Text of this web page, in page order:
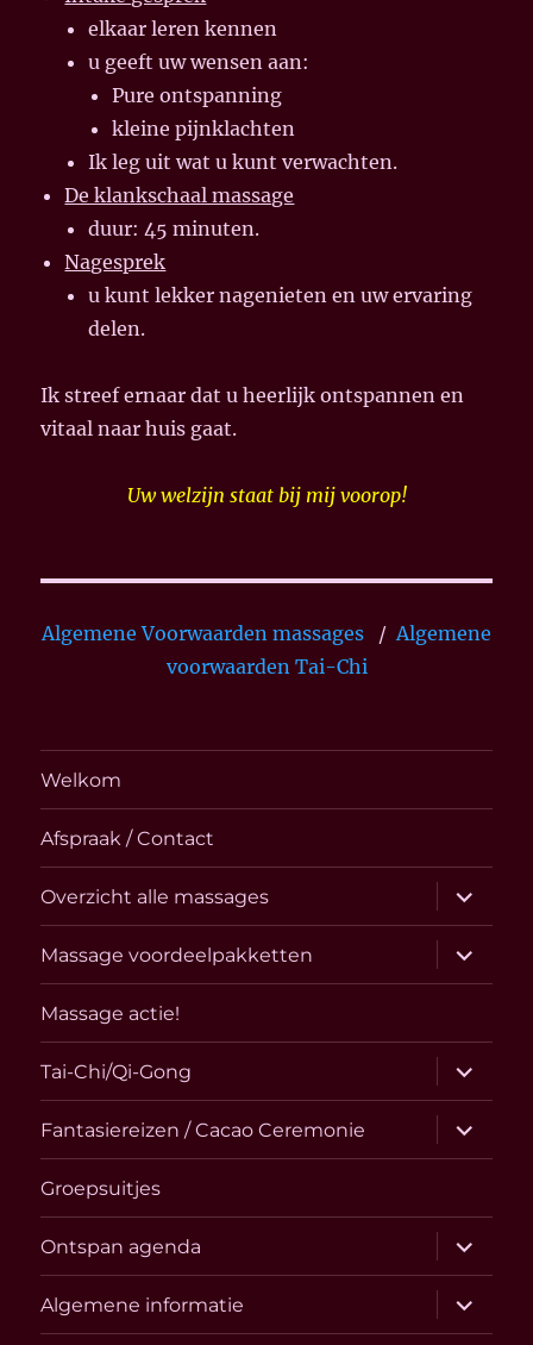
elkaar leren kennen
u geeft uw wensen aan:
Pure ontspanning
kleine pijnklachten
Ik leg uit wat u kunt verwachten.
De klankschaal massage
duur: 45 minuten.
Nagesprek
u kunt lekker nagenieten en uwervaring
delen.
Ik streef ernaar dat u heerlijk ontspannen en
vitaal naar huis gaat.
Uw welzijn staat bij mij voorop!
Algemene Voorwaarden massages /Algemene
voorwaarden Tai-Chi
Welkom
Afspraak / Contact
Overzicht alle massages
Massage voordeelpakketten
Massage actie!
Tai-Chi/Qi-Gong
Fantasiereizen / Cacao Ceremonie
Groepsuitjes
Ontspan agenda
Algemene informatie